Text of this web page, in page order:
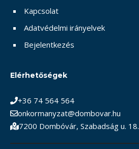
Kapcsolat
Adatvédelmi irányelvek
Bejelentkezés
Elérhetőségek
+36 74 564 564
onkormanyzat@dombovar.hu
7200 Dombóvár, Szabadság u. 18.